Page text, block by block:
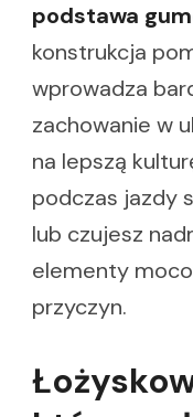
podstawa
konstrukcja
wprowadza
zachowanie w
na lepszą
podczas jazdy
lub czujesz
elementy
przyczyn.